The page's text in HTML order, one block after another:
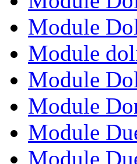
Module
Module
Module
Module
Module
Module